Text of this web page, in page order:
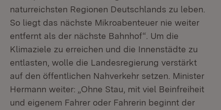
naturreichsten Regionen Deutschlands zu leben.
So liegt das nächste Mikroabenteuer nie weiter
entfernt als der nächste Bahnhof“. Um die
Klimaziele zu erreichen und die Innenstädte zu
entlasten, wolle die Landesregierung verstärkt
auf den öffentlichen Nahverkehr setzen. Minister
Hermann weiter: „Ohne Stau, mit viel Beinfreiheit
und eigenem Fahrer oder Fahrerin beginnt der